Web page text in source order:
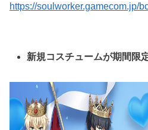
https://soulworker.gamecom.jp/
新規コスチュームが期間限